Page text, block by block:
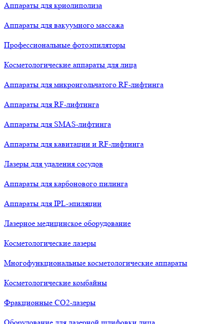
Аппараты для криолиполиза
Аппараты для вакуумного массажа
Профессиональные фотоэпиляторы
Косметологические аппараты для лица
Аппараты для микроигольчатого RF-лифтинга
Аппараты для RF-лифтинга
Аппараты для SMAS-лифтинга
Аппараты для кавитации и RF-лифтинга
Лазеры для удаления сосудов
Аппараты для карбонового пилинга
Аппараты для IPL-эпиляции
Лазерное медицинское оборудование
Косметологические лазеры
Многофункциональные косметологические аппараты
Косметологические комбайны
Фракционные СО2-лазеры